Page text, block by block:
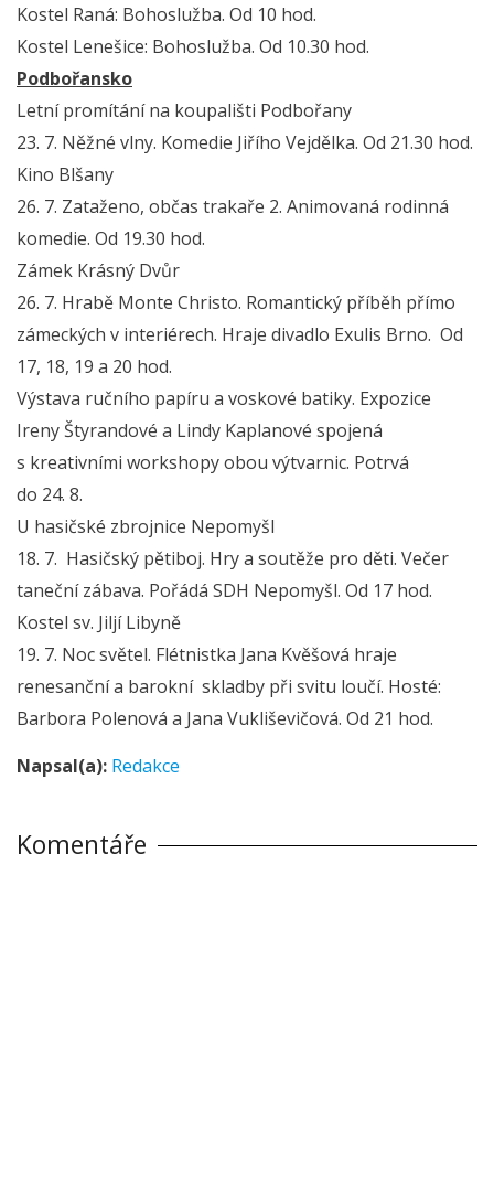
Kostel Raná: Bohoslužba. Od 10 hod.
Kostel Lenešice: Bohoslužba. Od 10.30 hod.
Podbořansko
Letní promítání na koupališti Podbořany
23. 7. Něžné vlny. Komedie Jiřího Vejdělka. Od 21.30 hod.
Kino Blšany
26. 7. Zataženo, občas trakaře 2. Animovaná rodinná
komedie. Od 19.30 hod.
Zámek Krásný Dvůr
26. 7. Hrabě Monte Christo. Romantický příběh přímo
zámeckých v interiérech. Hraje divadlo Exulis Brno. Od
17, 18, 19 a 20 hod.
Výstava ručního papíru a voskové batiky. Expozice
Ireny Štyrandové a Lindy Kaplanové spojená
s kreativními workshopy obou výtvarnic. Potrvá
do 24. 8.
U hasičské zbrojnice Nepomyšl
18. 7. Hasičský pětiboj. Hry a soutěže pro děti. Večer
taneční zábava. Pořádá SDH Nepomyšl. Od 17 hod.
Kostel sv. Jiljí Libyně
19. 7. Noc světel. Flétnistka Jana Kvěšová hraje
renesanční a barokní skladby při svitu loučí. Hosté:
Barbora Polenová a Jana Vukliševičová. Od 21 hod.
Napsal(a): Redakce
Komentáře